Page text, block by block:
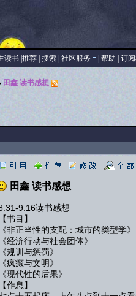
读书| 推荐| 搜索| 社区服务 帮助 订
田鑫 读书感想
田鑫 读书感想
9.16读书感想
【书目】
《非正当性的支配：城市的类型学》
《经济行动与社会团体》
《规训与惩罚》
《疯癫与文明》
《现代性的后果》
【作息】